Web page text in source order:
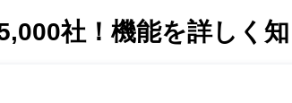
社！ 機能を詳しく